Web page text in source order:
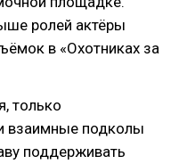
ролей актёры
в «Охотниках за
только
взаимные подколы
поддерживать